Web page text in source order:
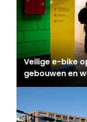
Veilige e-bike
gebouwen en